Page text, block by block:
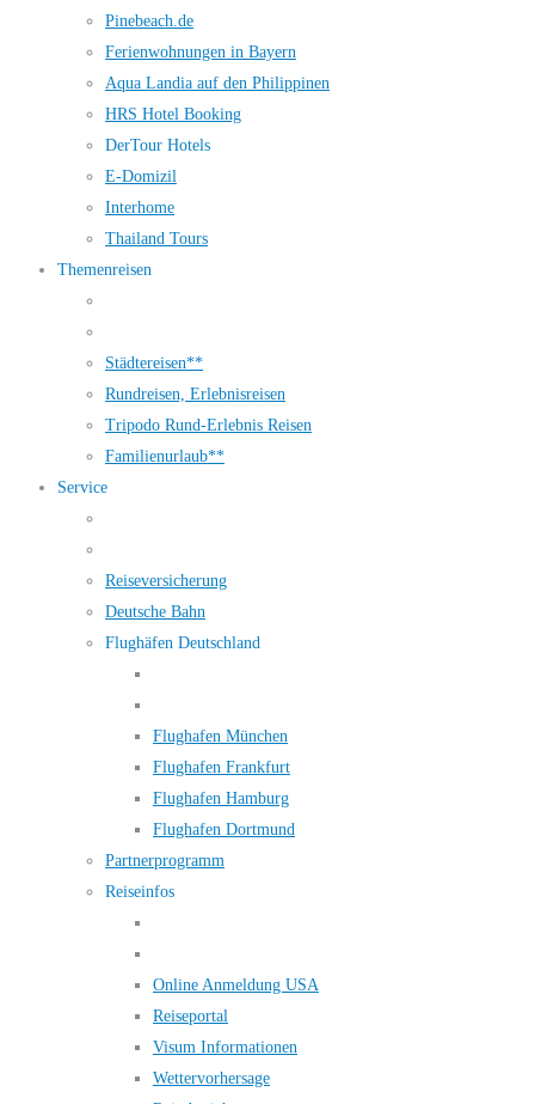
Pinebeach.de
Ferienwohnungen in Bayern
Aqua Landia auf den Philippinen
HRS Hotel Booking
DerTour Hotels
E-Domizil
Interhome
Thailand Tours
Themenreisen
Städtereisen**
Rundreisen, Erlebnisreisen
Tripodo Rund-Erlebnis Reisen
Familienurlaub**
Service
Reiseversicherung
Deutsche Bahn
Flughäfen Deutschland
Flughafen München
Flughafen Frankfurt
Flughafen Hamburg
Flughafen Dortmund
Partnerprogramm
Reiseinfos
Online Anmeldung USA
Reiseportal
Visum Informationen
Wettervorhersage